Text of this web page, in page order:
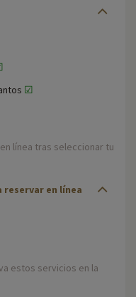
☑
línea tras seleccionar tu
reservar en línea
estos servicios en la